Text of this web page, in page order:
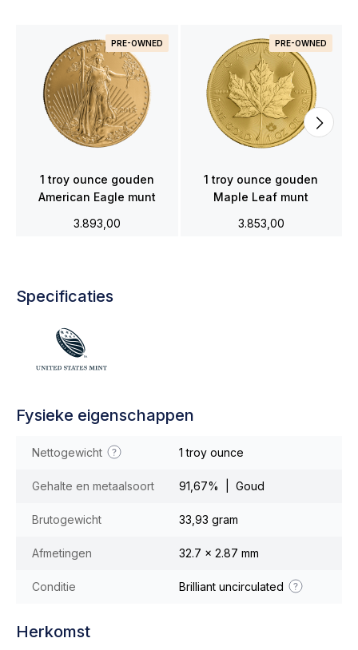
PRE-OWNED
1 troy ounce gouden
American Eagle munt
3.893,00
PRE-OWNED
1 troy ounce gouden
Maple Leaf munt
3.853,00
Specificaties
Fysieke eigenschappen
Nettogewicht 1 troy ounce
Gehalte en metaalsoort 91,67% | Goud
Brutogewicht 33,93 gram
Afmetingen 32.7 x 2.87 mm
Conditie Brilliant uncirculated
Herkomst